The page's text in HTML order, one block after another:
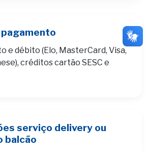
e débito (Elo, MasterCard, Visa,
créditos cartão SESC e
serviço delivery ou
balcão